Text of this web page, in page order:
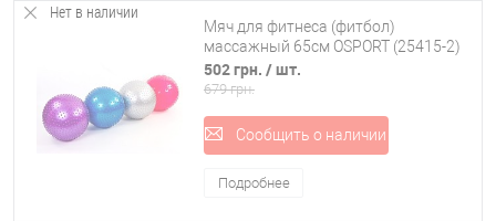
Нет в наличии
Мяч для фитнеса (фитбол)
массажный 65см OSPORT (25415-2)
502 грн. / шт.
679 грн.
Сообщить о наличии
Подробнее